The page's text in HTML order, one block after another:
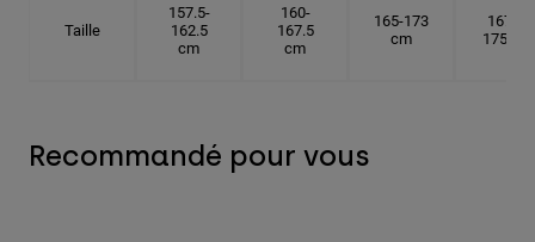
Taille
157.5-
162.5
cm
160-
167.5
cm
165-173
cm
167.5-
175 cm
Recommandé pour vous